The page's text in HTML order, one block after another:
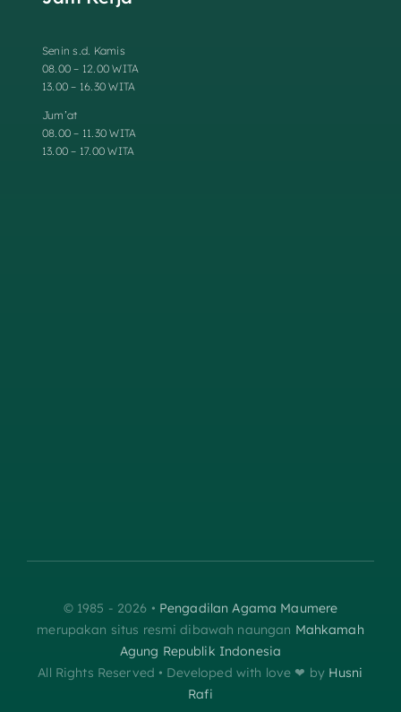
Senin s.d. Kamis
08.00 – 12.00 WITA
13.00 – 16.30 WITA
Jum’at
08.00 – 11.30 WITA
13.00 – 17.00 WITA
© 1985 - 2026 • Pengadilan Agama Maumere
merupakan situs resmi dibawah naungan Mahkamah
Agung Republik Indonesia
All Rights Reserved • Developed with love ❤︎‬ by Husni
Rafi